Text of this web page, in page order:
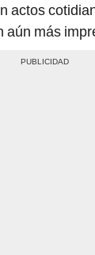
actos
más